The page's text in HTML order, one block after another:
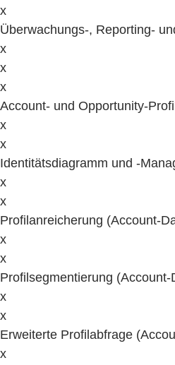
x
Überwachungs-, Reporting-
x
x
x
Account- und Opportunity-
x
x
Identitätsdiagramm und -
x
x
Profilanreicherung (Account-
x
x
Profilsegmentierung (Account-
x
x
Erweiterte Profilabfrage
x